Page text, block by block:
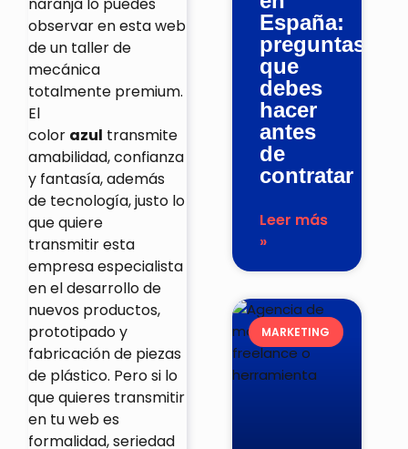
observar enesta web
de un taller de
mecánica
totalmente premium.
El
color azul transmite
amabilidad, confianza
y fantasía, además
de tecnología, justo lo
que quiere
transmitiresta
empresa especialista
en el desarrollo de
nuevos productos,
prototipado y
fabricación de piezas
de plástico. Pero si lo
que quieres transmitir
en tu web es
formalidad, seriedad
España:
preguntas
que
debes
hacer
antes
de
contratar
Leer más
»
MARKETING